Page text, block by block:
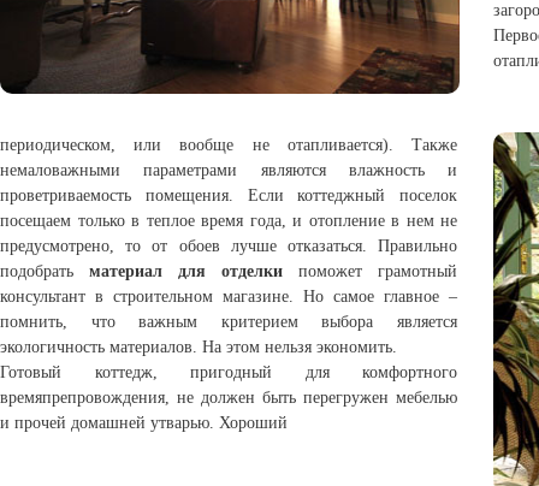
периодическом, или вообще не отапливается). Также
немаловажными параметрами являются влажность и
проветриваемость помещения. Если коттеджный поселок
посещаем только в теплое время года, и отопление в нем не
предусмотрено, то от обоев лучше отказаться. Правильно
подобрать материал для отделки поможет грамотный
консультант в строительном магазине. Но самое главное –
помнить, что важным критерием выбора является
экологичность материалов. На этом нельзя экономить.
Готовый коттедж, пригодный для комфортного
времяпрепровождения, не должен быть перегружен мебелью
и прочей домашней утварью. Хороший